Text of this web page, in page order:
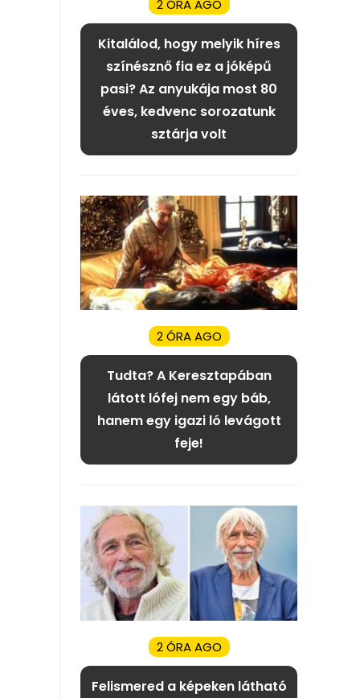
2 ÓRA AGO
Kitalálod, hogy melyik híres
színésznő fia ez a jóképű
pasi? Az anyukája most 80
éves, kedvenc sorozatunk
sztárja volt
2 ÓRA AGO
Tudta? A Keresztapában
látott lófej nem egy báb,
hanem egy igazi ló levágott
feje!
2 ÓRA AGO
Felismered a képeken látható